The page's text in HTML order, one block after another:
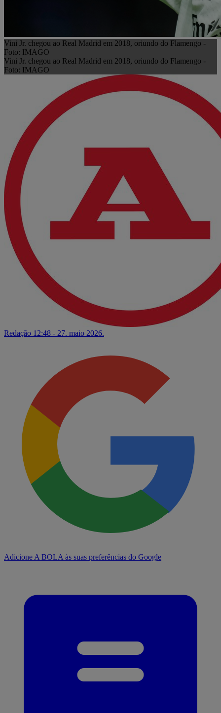
Vini Jr. chegou ao Real Madrid em 2018, oriundo do Flamengo -
Foto: IMAGO
Vini Jr. chegou ao Real Madrid em 2018, oriundo do Flamengo -
Foto: IMAGO
Redação 12:48 - 27. maio 2026.
Adicione A BOLA às suas preferências do Google